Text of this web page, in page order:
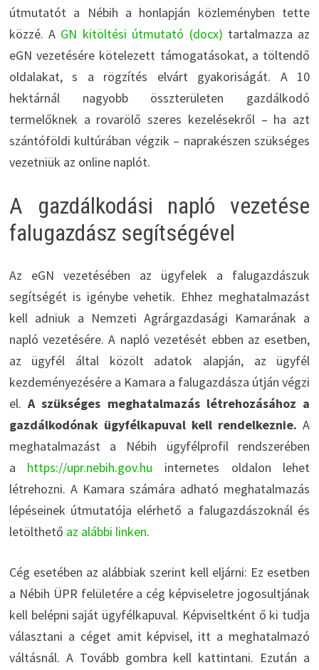
útmutatót a Nébih a honlapján közleményben tette
közzé. A GN kitöltési útmutató (docx) tartalmazza az
eGN vezetésére kötelezett támogatásokat, a töltendő
oldalakat, s a rögzítés elvárt gyakoriságát. A 10
hektárnál nagyobb összterületen gazdálkodó
termelőknek a rovarölő szeres kezelésekről – ha azt
szántóföldi kultúrában végzik – naprakészen szükséges
vezetniük az online naplót.
A gazdálkodási napló vezetése
falugazdász segítségével
Az eGN vezetésében az ügyfelek a falugazdászuk
segítségét is igénybe vehetik. Ehhez meghatalmazást
kell adniuk a Nemzeti Agrárgazdasági Kamarának a
napló vezetésére. A napló vezetését ebben az esetben,
az ügyfél által közölt adatok alapján, az ügyfél
kezdeményezésére a Kamara a falugazdásza útján végzi
el.A szükséges meghatalmazás létrehozásához a
gazdálkodónak ügyfélkapuval kell rendelkeznie. A
meghatalmazást a Nébih ügyfélprofil rendszerében
a https://upr.nebih.gov.hu internetes oldalon lehet
létrehozni. A Kamara számára adható meghatalmazás
lépéseinek útmutatója elérhető a falugazdászoknál és
letölthető az alábbi linken.
Cég esetében az alábbiak szerint kell eljárni: Ez esetben
a Nébih ÜPR felületére a cég képviseletre jogosultjának
kell belépni saját ügyfélkapuval. Képviseltként ő ki tudja
választani a céget amit képvisel, itt a meghatalmazó
váltásnál. A Tovább gombra kell kattintani. Ezután a